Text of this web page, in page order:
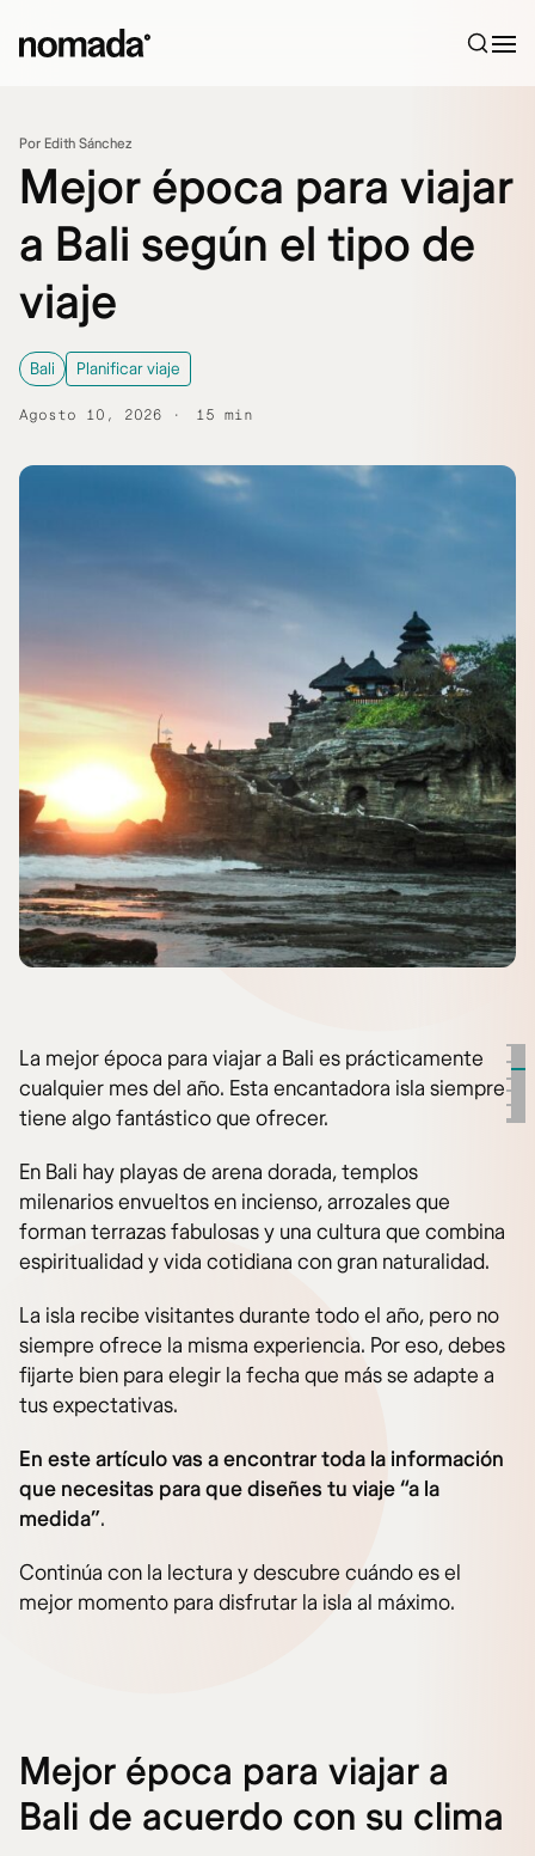
Por Edith Sánchez
Mejor época para viajar
a Bali según el tipo de
viaje
Bali Planificar viaje
Agosto 10, 2026 15 min
La mejor época para viajar a Bali es prácticamente
cualquier mes del año. Esta encantadora isla siempre
tiene algo fantástico que ofrecer.
En Bali hay playas de arena dorada, templos
milenarios envueltos en incienso, arrozales que
forman terrazas fabulosas y una cultura que combina
espiritualidad y vida cotidiana con gran naturalidad.
La isla recibe visitantes durante todo el año, pero no
siempre ofrece la misma experiencia. Por eso, debes
fijarte bien para elegir la fecha que más se adapte a
tus expectativas.
En este artículo vas a encontrar toda la información
que necesitas para que diseñes tu viaje “a la
medida”.
Continúa con la lectura y descubre cuándo es el
mejor momento para disfrutar la isla al máximo.
Mejor época para viajar a
Bali de acuerdo con su clima